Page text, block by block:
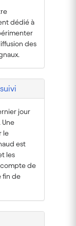
dédié à
des
jour
Une
le
est
les
compte de
fin de